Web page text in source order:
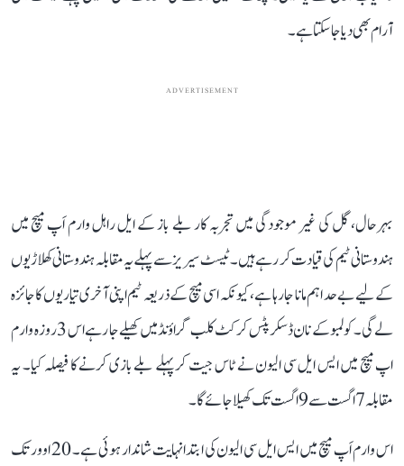
آرام بھی دیا جا سکتا ہے۔
ADVERTISEMENT
بہرحال، گل کی غیر موجودگی میں تجربہ کار بلے باز کے ایل راہل وارم اَپ میچ میں
ہندوستانی ٹیم کی قیادت کر رہے ہیں۔ ٹیسٹ سیریز سے پہلے یہ مقابلہ ہندوستانی کھلاڑیوں
کے لیے بے حد اہم مانا جا رہا ہے، کیونکہ اسی میچ کے ذریعہ ٹیم اپنی آخری تیاریوں کا جائزہ
لے گی۔ کولمبو کے نان ڈسکرپٹس کرکٹ کلب گراؤنڈ میں کھیلے جا رہے اس 3 روزہ وارم
اپ میچ میں ایس ایل سی الیون نے ٹاس جیت کر پہلے بلے بازی کرنے کا فیصلہ کیا۔ یہ
مقابلہ 7 اگست سے 9 اگست تک کھیلا جائے گا۔
اس وارم اَپ میچ میں ایس ایل سی الیون کی ابتدا نہایت شاندار ہوئی ہے۔ 20 اوور تک